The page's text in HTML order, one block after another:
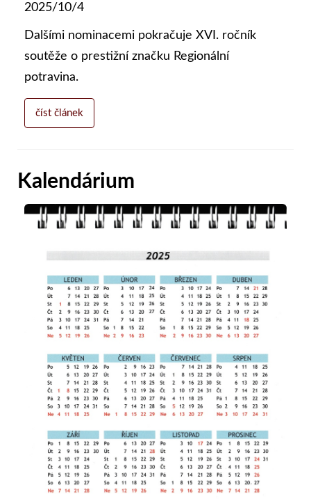
2025/10/4
Dalšími nominacemi pokračuje XVI. ročník
soutěže o prestižní značku Regionální
potravina.
číst článek
Kalendárium